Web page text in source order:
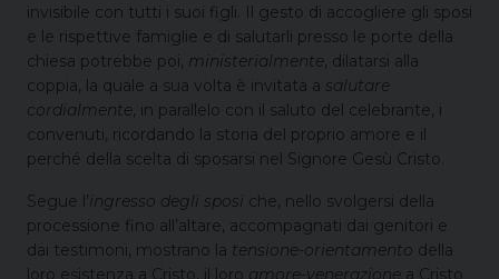
invisibile con tutti i suoi figli. Il gesto di accogliere gli sposi
e le rispettive famiglie e di salutarli presso le porte della
chiesa potrebbe poi, ministerialmente, dilatarsi alla
coppia, la quale a sua volta è invitata a salutare
cordialmente, in parallelo con il saluto del celebrante, i
convenuti, ricordando la storia del proprio amore e il
perché della scelta di sposarsi nel Signore Gesù Cristo.
Segue l’ ingresso degli sposi che, nello svolgersi della
processione fino all’altare, accompagnati dai genitori e
dai testimoni, mostrano la tensione-orientamento della
loro esistenza a Cristo, il loro amore-venerazione a Cristo